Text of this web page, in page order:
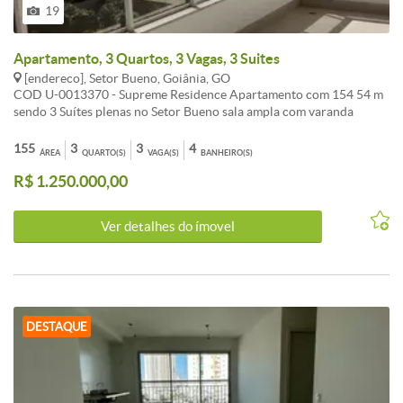
19
Apartamento, 3 Quartos, 3 Vagas, 3 Suites
[endereco], Setor Bueno, Goiânia, GO
COD U-0013370 - Supreme Residence Apartamento com 154 54 m
sendo 3 Suítes plenas no Setor Bueno sala ampla com varanda
privativo. Lazer completo com piscina adulto e infantil salão de
festas academia brinquedoteca quadra poliesportiva. Um complexo
com 1.760 m2 de área de lazer. 3 vagas de garagem 1 escaninho R
Vinte e Seis
ÁREA
155 QUARTO(S)
3 VAGA(S)
3 BANHEIRO(S)
4
R$ 1.250.000,00
Ver detalhes do ímovel
DESTAQUE